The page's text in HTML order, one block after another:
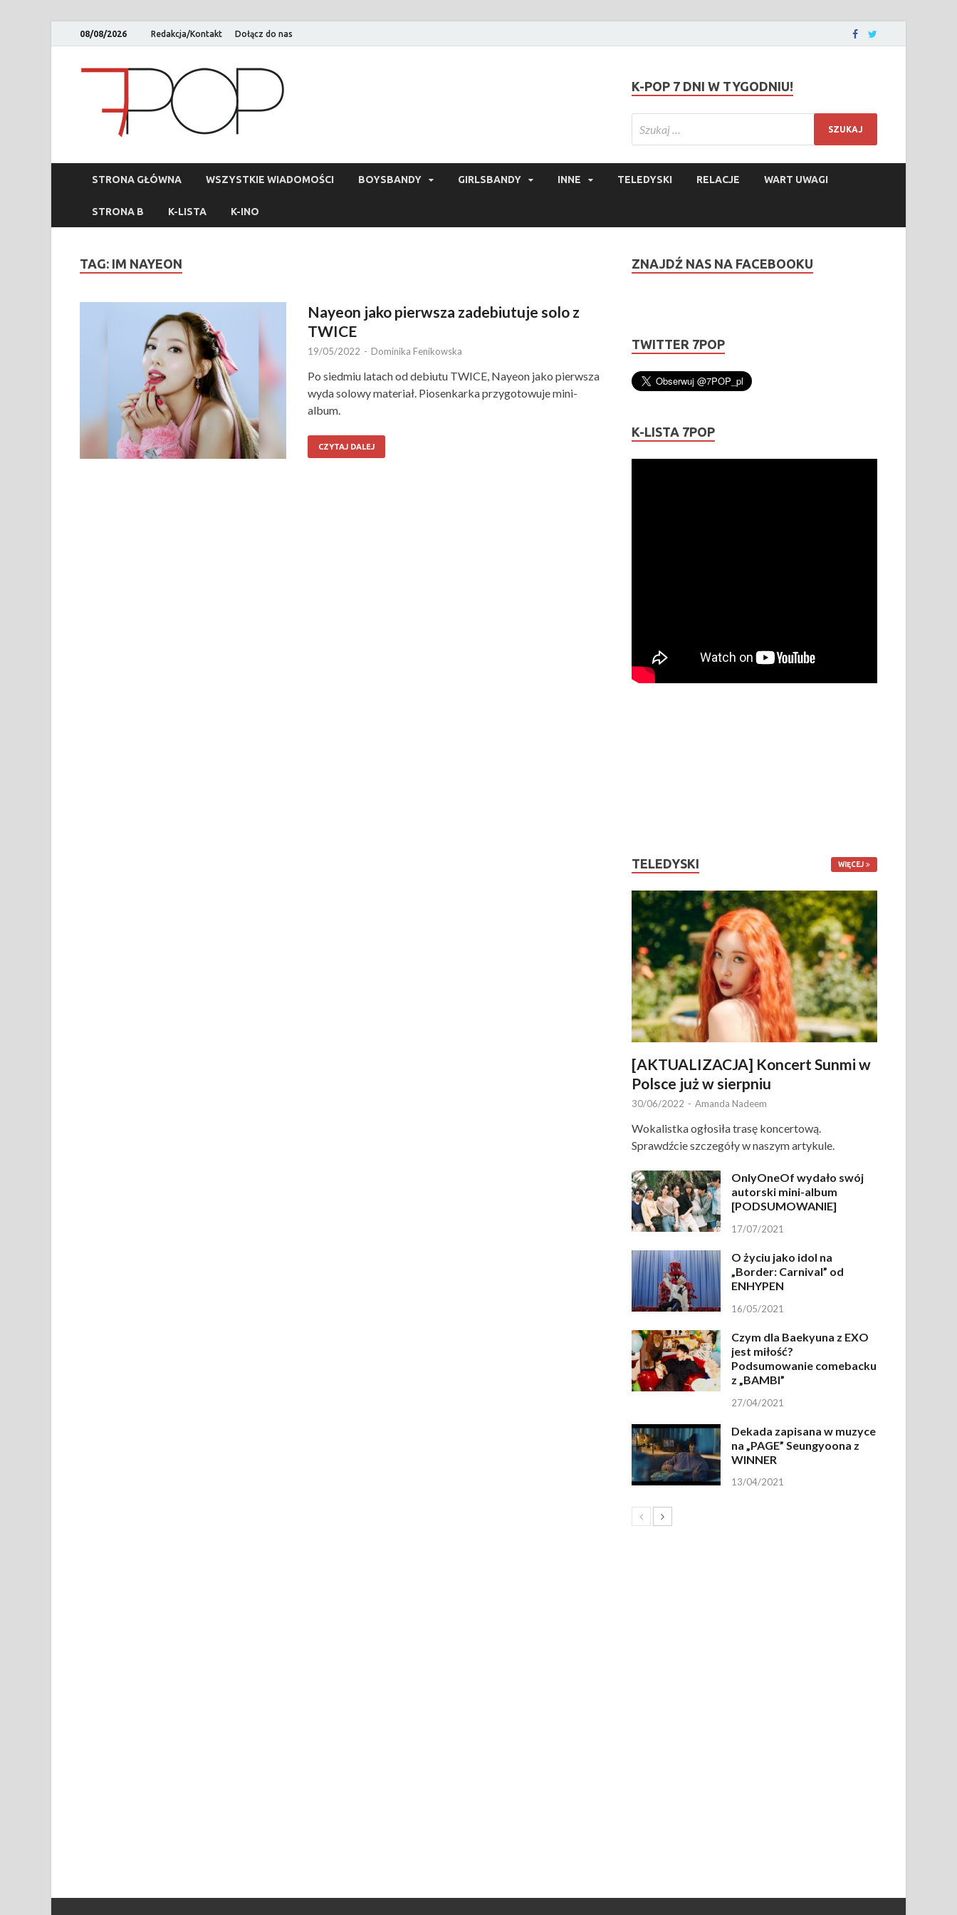
08/08/2026 Redakcja/Kontakt Dołącz do nas
K-POP 7 DNI W TYGODNIU!
STRONA GŁÓWNA WSZYSTKIE WIADOMOŚCI BOYSBANDY GIRLSBANDY INNE TELEDYSKI RELACJE WART UWAGI
STRONA B K-LISTA K-INO
TAG: IM NAYEON
Nayeon jako pierwsza zadebiutuje solo z
TWICE
19/05/2022 - Dominika Fenikowska
Po siedmiu latach od debiutu TWICE, Nayeon jako pierwsza
wyda solowy materiał. Piosenkarka przygotowuje mini-
album.
CZYTAJ DALEJ
ZNAJDŹ NAS NA FACEBOOKU
TWITTER 7POP
K-LISTA 7POP
TELEDYSKI WIĘCEJ
[AKTUALIZACJA] Koncert Sunmi w
Polsce już w sierpniu
30/06/2022 - Amanda Nadeem
Wokalistka ogłosiła trasę koncertową.
Sprawdźcie szczegóły w naszym artykule.
OnlyOneOf wydało swój
autorski mini-album
[PODSUMOWANIE]
17/07/2021
O życiu jako idol na
„Border: Carnival” od
ENHYPEN
16/05/2021
Czym dla Baekyuna z EXO
jest miłość?
Podsumowanie comebacku
z „BAMBI”
27/04/2021
Dekada zapisana w muzyce
na „PAGE” Seungyoona z
WINNER
13/04/2021